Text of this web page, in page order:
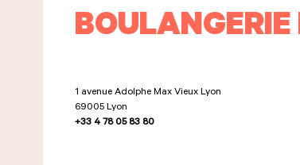
1 avenue Adolphe Max Vieux Lyon
69005Lyon
+33 4 78 05 83 80